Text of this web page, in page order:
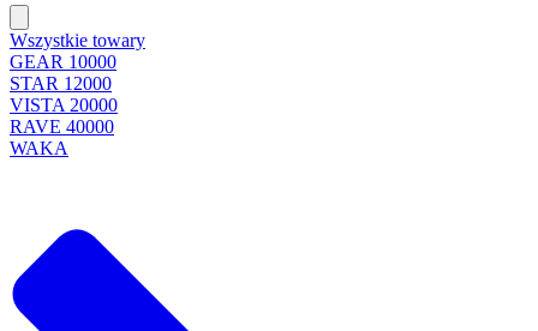
Wszystkie towary
GEAR 10000
STAR 12000
VISTA 20000
RAVE 40000
WAKA